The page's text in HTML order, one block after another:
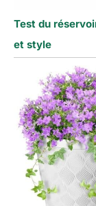
Test du
et style